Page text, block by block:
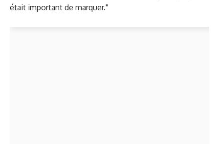
était important de marquer."